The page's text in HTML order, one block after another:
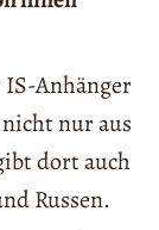
IS-Anhänger
nur aus
dort auch
Russen.